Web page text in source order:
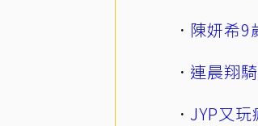
陳妍希
連晨翔
JYP又